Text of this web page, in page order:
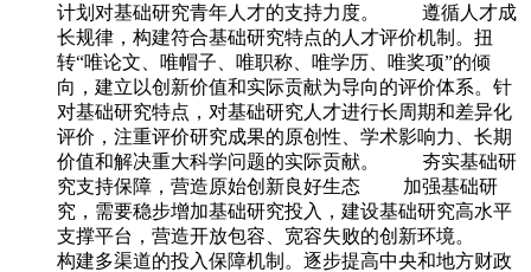
计划对基础研究青年人才的支持力度。 遵循人才成
长规律，构建符合基础研究特点的人才评价机制。扭
转“唯论文、唯帽子、唯职称、唯学历、唯奖项”的倾
向，建立以创新价值和实际贡献为导向的评价体系。针
对基础研究特点，对基础研究人才进行长周期和差异化
评价，注重评价研究成果的原创性、学术影响力、长期
价值和解决重大科学问题的实际贡献。 夯实基础研
究支持保障，营造原始创新良好生态 加强基础研
究，需要稳步增加基础研究投入，建设基础研究高水平
支撑平台，营造开放包容、宽容失败的创新环境。
构建多渠道的投入保障机制。逐步提高中央和地方财政